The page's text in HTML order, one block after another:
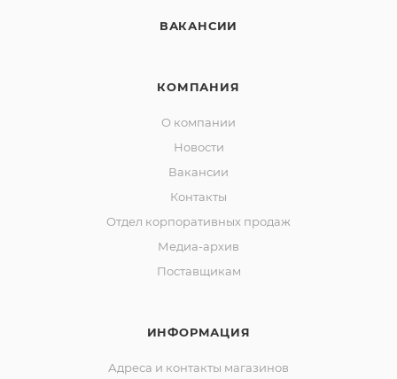
ВАКАНСИИ
КОМПАНИЯ
О компании
Новости
Вакансии
Контакты
Отдел корпоративных продаж
Медиа-архив
Поставщикам
ИНФОРМАЦИЯ
Адреса и контакты магазинов